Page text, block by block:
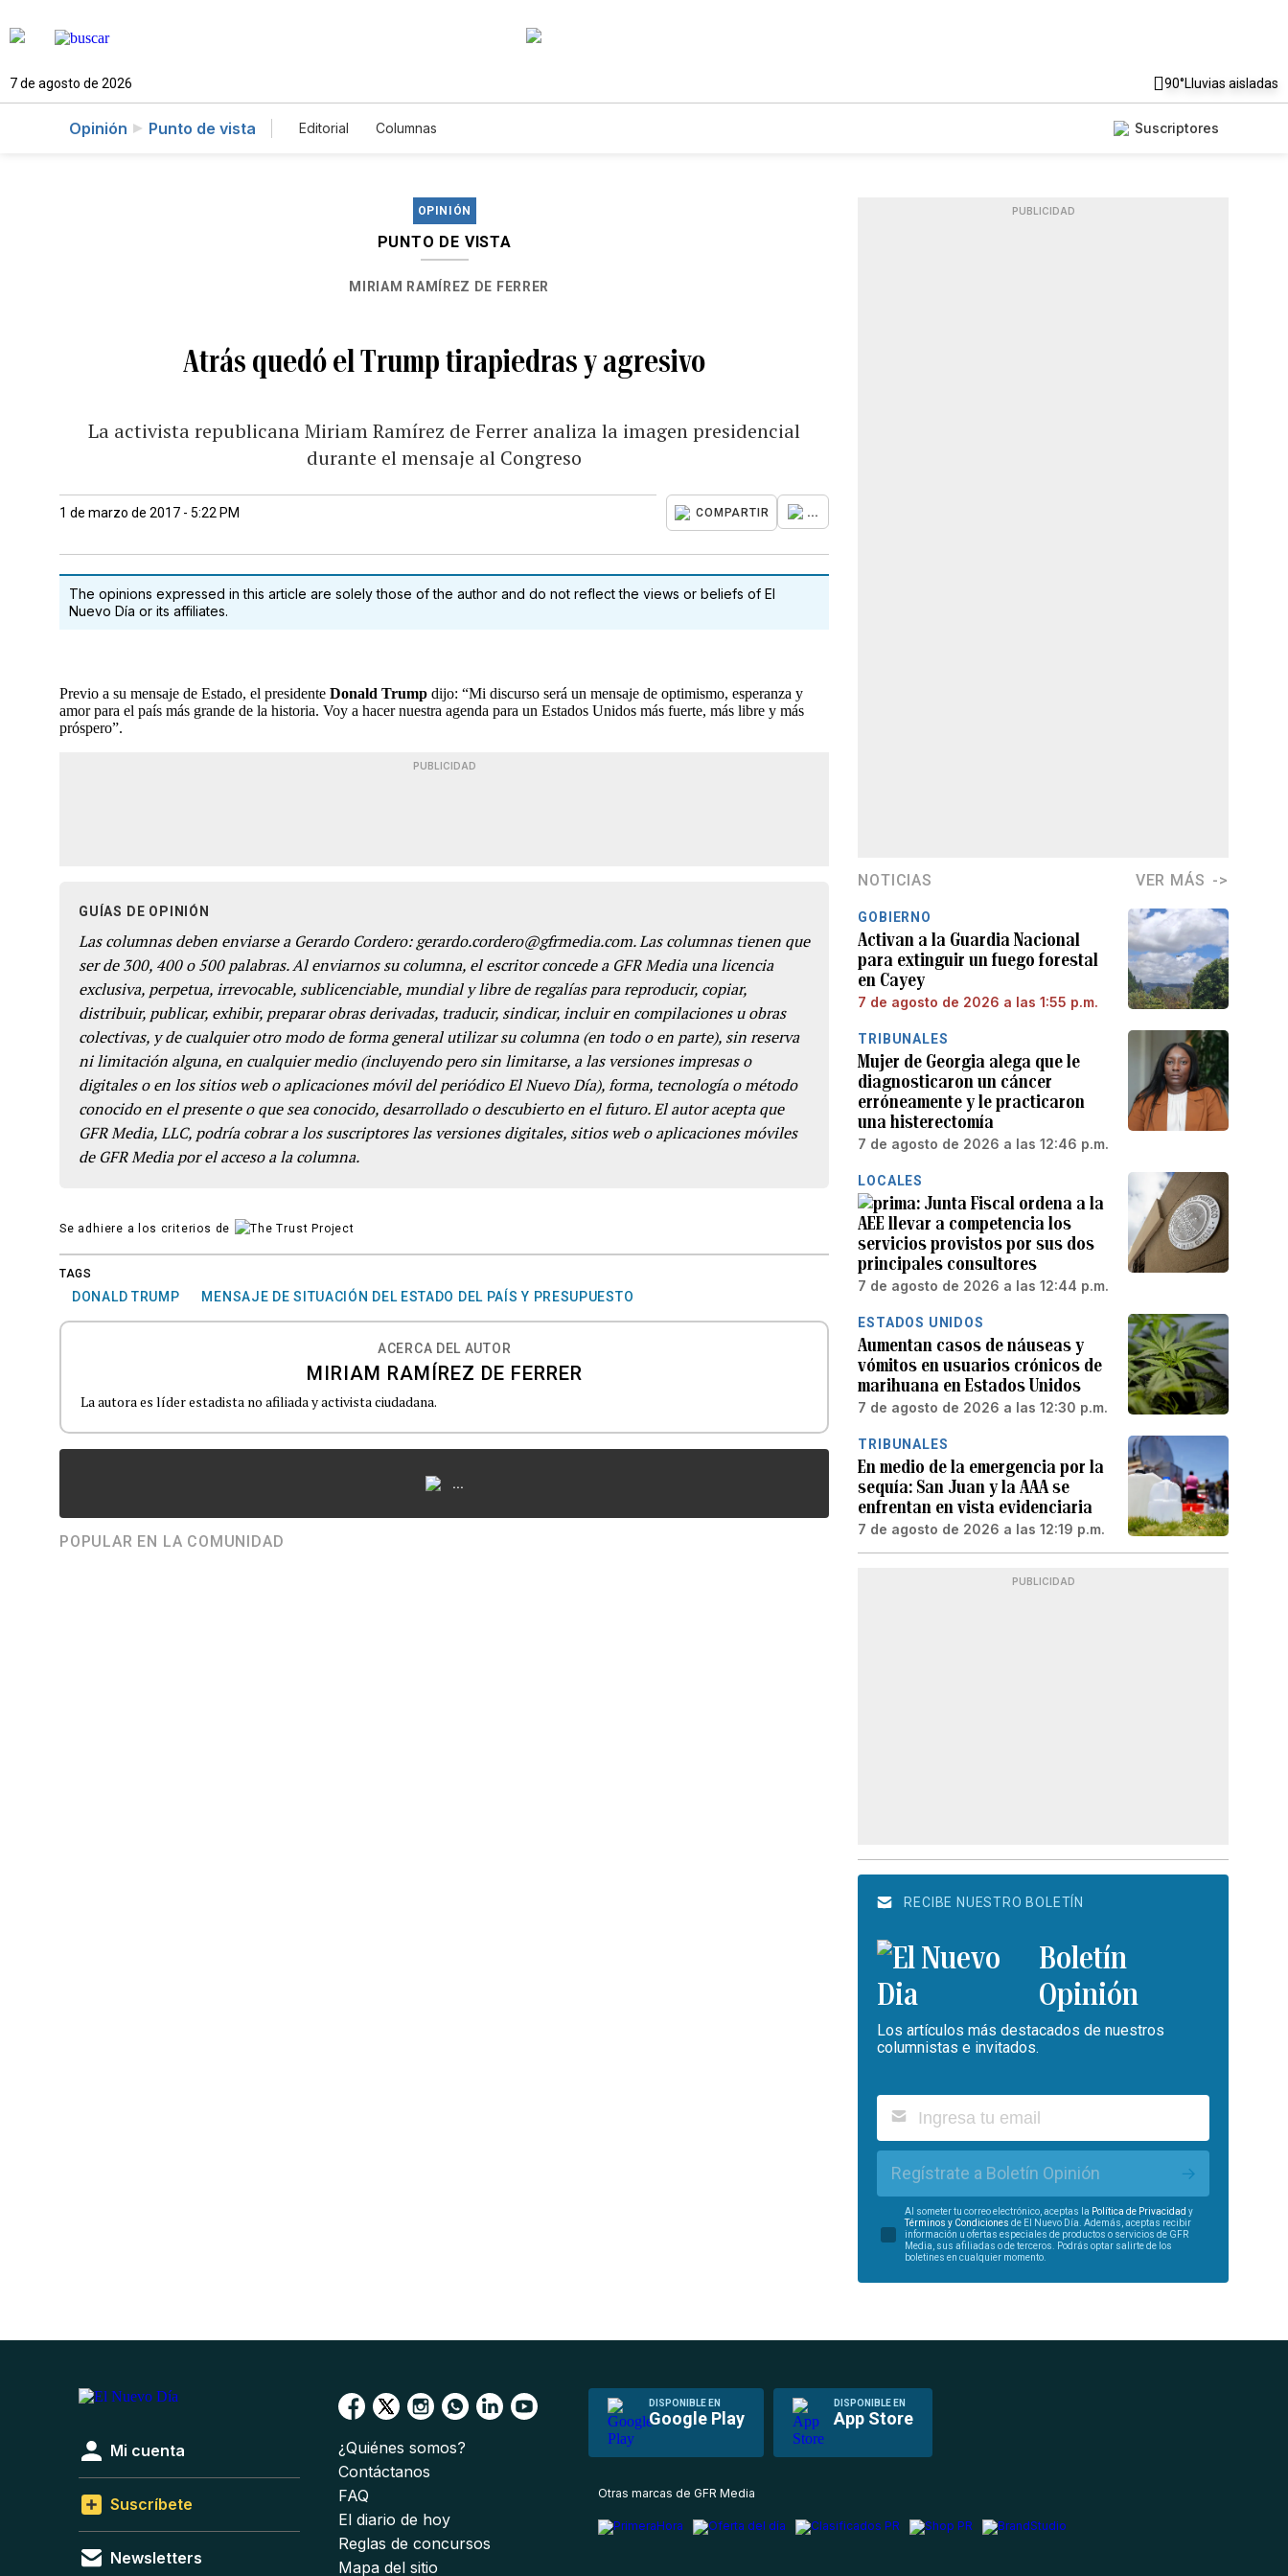
7 de agosto de 2026 90°Lluvias aisladas
Opinión Punto de vista Editorial Columnas Suscriptores
OPINIÓN
PUNTO DE VISTA
MIRIAM RAMÍREZ DE FERRER
Atrás quedó el Trump tirapiedras y agresivo
La activista republicana Miriam Ramírez de Ferrer analiza la imagen presidencial
durante el mensaje al Congreso
1 de marzo de 2017 - 5:22 PM COMPARTIR ...
The opinions expressed in this article are solely those of the author and do not reflect the views or beliefs of El
Nuevo Día or its affiliates.
Previo a su mensaje de Estado, el presidenteDonald Trump dijo: “Mi discurso será un mensaje de optimismo, esperanza y
amor para el país más grande de la historia. Voy a hacer nuestra agenda para un Estados Unidos más fuerte, más libre y más
próspero”.
PUBLICIDAD
GUÍAS DE OPINIÓN
Las columnas deben enviarse a Gerardo Cordero: gerardo.cordero@gfrmedia.com. Las columnas tienen que
ser de 300, 400 o 500 palabras. Al enviarnos su columna, el escritor concede a GFR Media una licencia
exclusiva, perpetua, irrevocable, sublicenciable, mundial y libre de regalías para reproducir, copiar,
distribuir, publicar, exhibir, preparar obras derivadas, traducir, sindicar, incluir en compilaciones u obras
colectivas, y de cualquier otro modo de forma general utilizar su columna (en todo o en parte), sin reserva
ni limitación alguna, en cualquier medio (incluyendo pero sin limitarse, a las versiones impresas o
digitales o en los sitios web o aplicaciones móvil del periódico El Nuevo Día), forma, tecnología o método
conocido en el presente o que sea conocido, desarrollado o descubierto en el futuro. El autor acepta que
GFR Media, LLC, podría cobrar a los suscriptores las versiones digitales, sitios web o aplicaciones móviles
de GFR Media por el acceso a la columna.
Se adhiere a los criterios de
TAGS
DONALD TRUMP MENSAJE DE SITUACIÓN DEL ESTADO DEL PAÍS Y PRESUPUESTO
ACERCA DEL AUTOR
MIRIAM RAMÍREZ DE FERRER
La autora es líder estadista no afiliada y activista ciudadana.
...
POPULAR EN LA COMUNIDAD
PUBLICIDAD
NOTICIAS VER MÁS
GOBIERNO
Activan a la Guardia Nacional
para extinguir un fuego forestal
en Cayey
7 de agosto de 2026 a las 1:55 p.m.
TRIBUNALES
Mujer de Georgia alega que le
diagnosticaron un cáncer
erróneamente y le practicaron
una histerectomía
7 de agosto de 2026 a las 12:46 p.m.
LOCALES
Junta Fiscal ordena a la
AEE llevar a competencia los
servicios provistos por sus dos
principales consultores
7 de agosto de 2026 a las 12:44 p.m.
ESTADOS UNIDOS
Aumentan casos de náuseas y
vómitos en usuarios crónicos de
marihuana en Estados Unidos
7 de agosto de 2026 a las 12:30 p.m.
TRIBUNALES
En medio de la emergencia por la
sequía: San Juan y la AAA se
enfrentan en vista evidenciaria
7 de agosto de 2026 a las 12:19 p.m.
PUBLICIDAD
RECIBE NUESTRO BOLETÍN
Boletín
Opinión
Los artículos más destacados de nuestros
columnistas e invitados.
Regístrate a Boletín Opinión
Al someter tu correo electrónico, aceptas la Política de Privacidad y
Términos y Condiciones de El Nuevo Día. Además, aceptas recibir
información u ofertas especiales de productos o servicios de GFR
Media, sus afiliadas o de terceros. Podrás optar salirte de los
boletines en cualquier momento.
DISPONIBLE EN
Google Play
DISPONIBLE EN
App Store
Mi cuenta
Suscríbete
Newsletters
¿Quiénes somos?
Contáctanos
FAQ
El diario de hoy
Reglas de concursos
Mapa del sitio
Otras marcas de GFR Media